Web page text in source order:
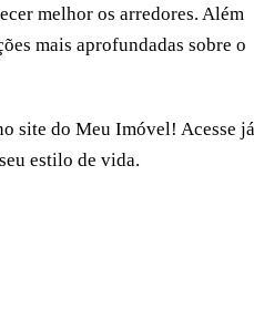
melhor os arredores. Além
mais aprofundadas sobre o
site do Meu Imóvel! Acesse já
estilo de vida.